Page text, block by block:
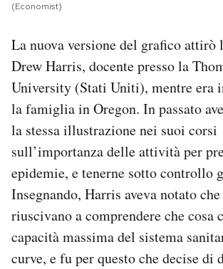
(Economist)
La nuova versione del grafico attirò
Drew Harris, docente presso la
University (Stati Uniti), mentre era
la famiglia in Oregon. In passato
la stessa illustrazione nei suoi corsi
sull’importanza delle attività per
epidemie, e tenerne sotto controllo
Insegnando, Harris aveva notato
riuscivano a comprendere che cosa
capacità massima del sistema
curve, e fu per questo che decise di